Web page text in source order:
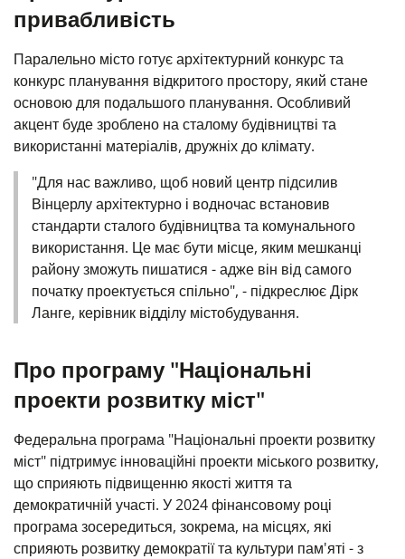
привабливість
Паралельно місто готує архітектурний конкурс та
конкурс планування відкритого простору, який стане
основою для подальшого планування. Особливий
акцент буде зроблено на сталому будівництві та
використанні матеріалів, дружніх до клімату.
"Для нас важливо, щоб новий центр підсилив
Вінцерлу архітектурно і водночас встановив
стандарти сталого будівництва та комунального
використання. Це має бути місце, яким мешканці
району зможуть пишатися - адже він від самого
початку проектується спільно", - підкреслює Дірк
Ланге, керівник відділу містобудування.
Про програму "Національні
проекти розвитку міст"
Федеральна програма "Національні проекти розвитку
міст" підтримує інноваційні проекти міського розвитку,
що сприяють підвищенню якості життя та
демократичній участі. У 2024 фінансовому році
програма зосередиться, зокрема, на місцях, які
сприяють розвитку демократії та культури пам'яті - з